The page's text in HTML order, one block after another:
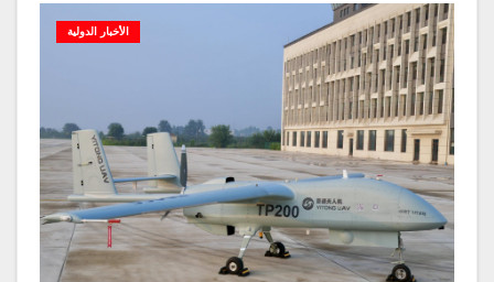
الأخبار الدولية